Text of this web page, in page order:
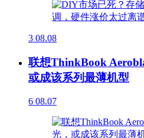
3 08.08
联想ThinkBook
或成该系列最薄机型
6 08.07